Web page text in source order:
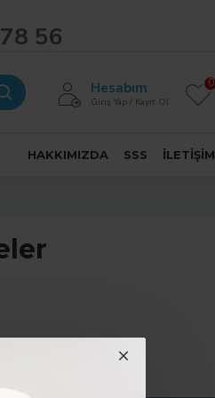
56
Hesabım
Giriş Yap / Kayıt Ol
0
HAKKIMIZDA SSS İLETIŞIM